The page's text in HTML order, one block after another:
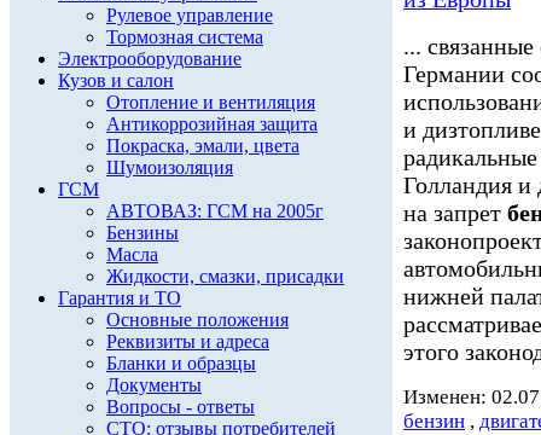
Рулевое управление
Тормозная система
Электрооборудование
Кузов и салон
Отопление и вентиляция
Антикоррозийная защита
Покраска, эмали, цвета
Шумоизоляция
ГСМ
АВТОВАЗ: ГСМ на 2005г
Бензины
Масла
Жидкости, смазки, присадки
Гарантия и ТО
Основные положения
Реквизиты и адреса
Бланки и образцы
Документы
Вопросы - ответы
СТО: отзывы потребителей
...
Германии
и
Голландия и
на запрет
нижней
этого
Изменен:
бензин ,